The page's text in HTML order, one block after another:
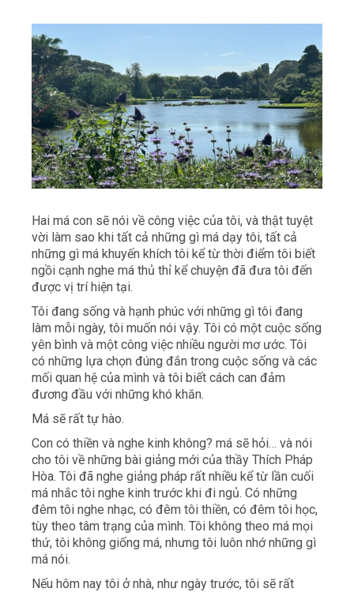
Hai má con sẽ nói về công việc của tôi, và thật tuyệt
vời làm sao khi tất cả những gì má dạy tôi, tất cả
những gì má khuyến khích tôi kể từ thời điểm tôi biết
ngồi cạnh nghe má thủ thỉ kể chuyện đã đưa tôi đến
được vị trí hiện tại.
Tôi đang sống và hạnh phúc với những gì tôi đang
làm mỗi ngày, tôi muốn nói vậy. Tôi có một cuộc sống
yên bình và một công việc nhiều người mơ ước. Tôi
có những lựa chọn đúng đắn trong cuộc sống và các
mối quan hệ của mình và tôi biết cách can đảm
đương đầu với những khó khăn.
Má sẽ rất tự hào.
Con có thiền và nghe kinh không? má sẽ hỏi… và nói
cho tôi về những bài giảng mới của thầy Thích Pháp
Hòa. Tôi đã nghe giảng pháp rất nhiều kể từ lần cuối
má nhắc tôi nghe kinh trước khi đi ngủ. Có những
đêm tôi nghe nhạc, có đêm tôi thiền, có đêm tôi học,
tùy theo tâm trạng của mình. Tôi không theo má mọi
thứ, tôi không giống má, nhưng tôi luôn nhớ những gì
má nói.
Nếu hôm nay tôi ở nhà, như ngày trước, tôi sẽ rất